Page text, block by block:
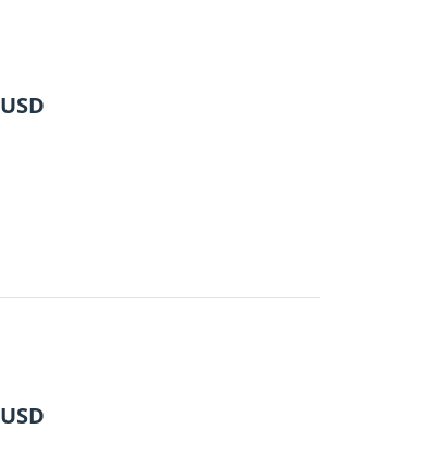
USD
USD